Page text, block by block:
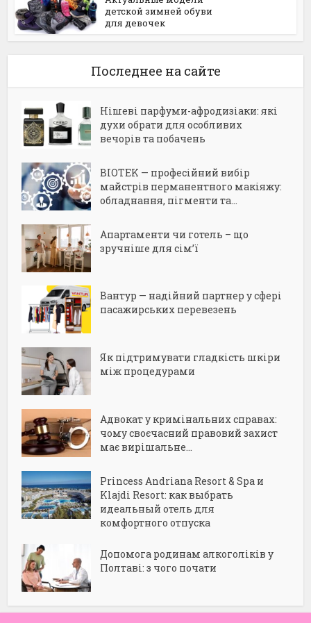
детской зимней обуви
для девочек
Последнее на сайте
Нішеві парфуми-афродизіаки: які
духи обрати для особливих
вечорів та побачень
BIOTEK — професійний вибір
майстрів перманентного макіяжу:
обладнання, пігменти та...
Апартаменти чи готель – що
зручніше для сім’ї
Вантур — надійний партнер у сфері
пасажирських перевезень
Як підтримувати гладкість шкіри
між процедурами
Адвокат у кримінальних справах:
чому своєчасний правовий захист
має вирішальне...
Princess Andriana Resort & Spa и
Klajdi Resort: как выбрать
идеальный отель для
комфортного отпуска
Допомога родинам алкоголіків у
Полтаві: з чого почати